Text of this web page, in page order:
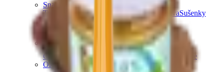
Snacky
Tyčinky
Crackery Bezlepkové křupkyChalvaSušenky
Další kategorie
Obiloviny a luštěniny
Čočka
BulgurKuskus Těstoviny
Další kategorie
Oleje a másla